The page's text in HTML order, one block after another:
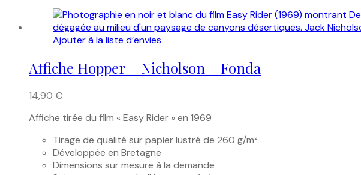
Ajouter à la liste d’envies
Affiche Hopper – Nicholson – Fonda
14,90 €
Affiche tirée du film « Easy Rider » en 1969
Tirage de qualité sur papier lustré de 260 g/m²
Développée en Bretagne
Dimensions sur mesure à la demande